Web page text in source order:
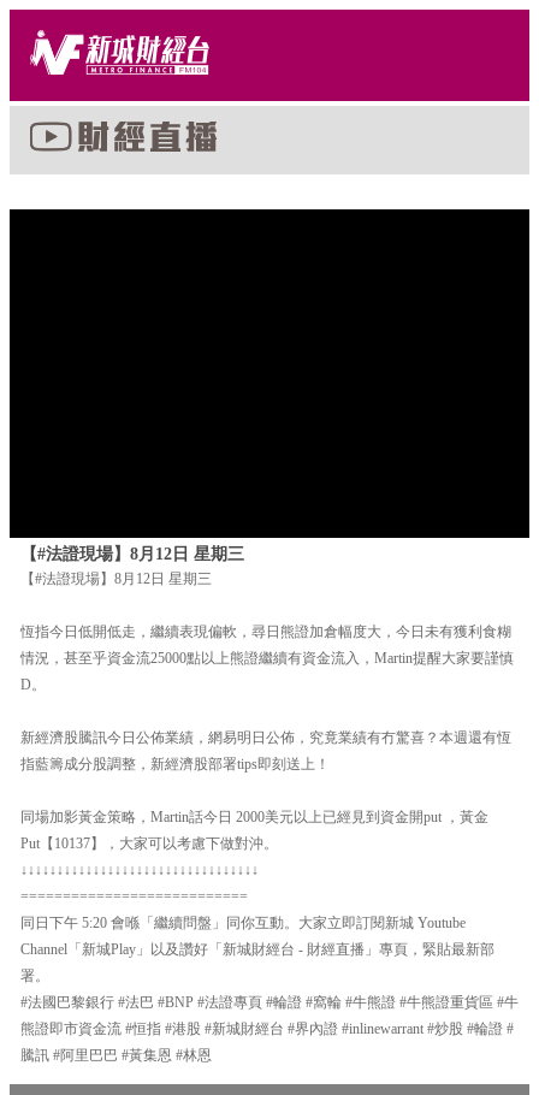
【#法證現場】8月12日 星期三
【#法證現場】8月12日 星期三
恆指今日低開低走，繼續表現偏軟，尋日熊證加倉幅度大，今日未有獲利食糊
情況，甚至乎資金流25000點以上熊證繼續有資金流入，Martin提醒大家要謹慎
D。
新經濟股騰訊今日公佈業績，網易明日公佈，究竟業績有冇驚喜？本週還有恆
指藍籌成分股調整，新經濟股部署tips即刻送上！
同場加影黃金策略，Martin話今日 2000美元以上已經見到資金開put ，黃金
Put【10137】，大家可以考慮下做對沖。
↓↓↓↓↓↓↓↓↓↓↓↓↓↓↓↓↓↓↓↓↓↓↓↓↓↓↓↓↓↓↓↓↓
===========================
同日下午 5:20 會喺「繼續問盤」同你互動。大家立即訂閱新城 Youtube
Channel「新城Play」以及讚好「新城財經台 - 財經直播」專頁，緊貼最新部
署。
#法國巴黎銀行 #法巴 #BNP #法證專頁 #輪證 #窩輪 #牛熊證 #牛熊證重貨區 #牛
熊證即市資金流 #恒指 #港股 #新城財經台 #界內證 #inlinewarrant #炒股 #輪證 #
騰訊 #阿里巴巴 #黃集恩 #林恩